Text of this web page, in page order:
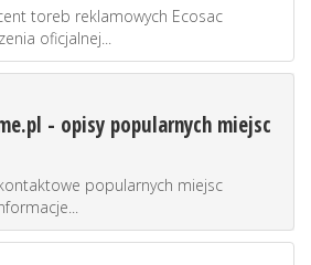
toreb reklamowych Ecosac
oficjalnej...
- opisy popularnych miejsc
popularnych miejsc